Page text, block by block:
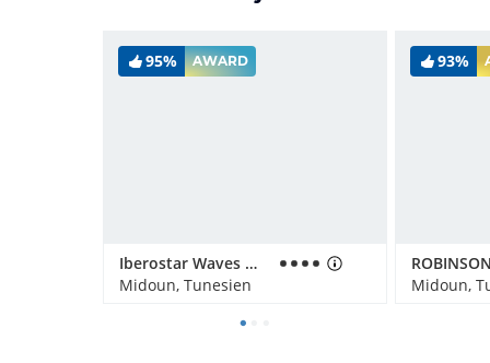
95% AWARD
Iberostar Waves Mehari Djerba
Midoun, Tunesien
93%
Midoun,